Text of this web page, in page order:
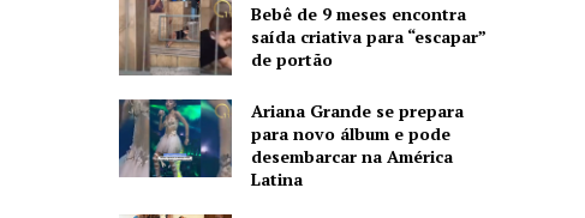
Bebê de 9 meses encontra
saída criativa para “escapar”
de portão
Ariana Grande se prepara
para novo álbum e pode
desembarcar na América
Latina